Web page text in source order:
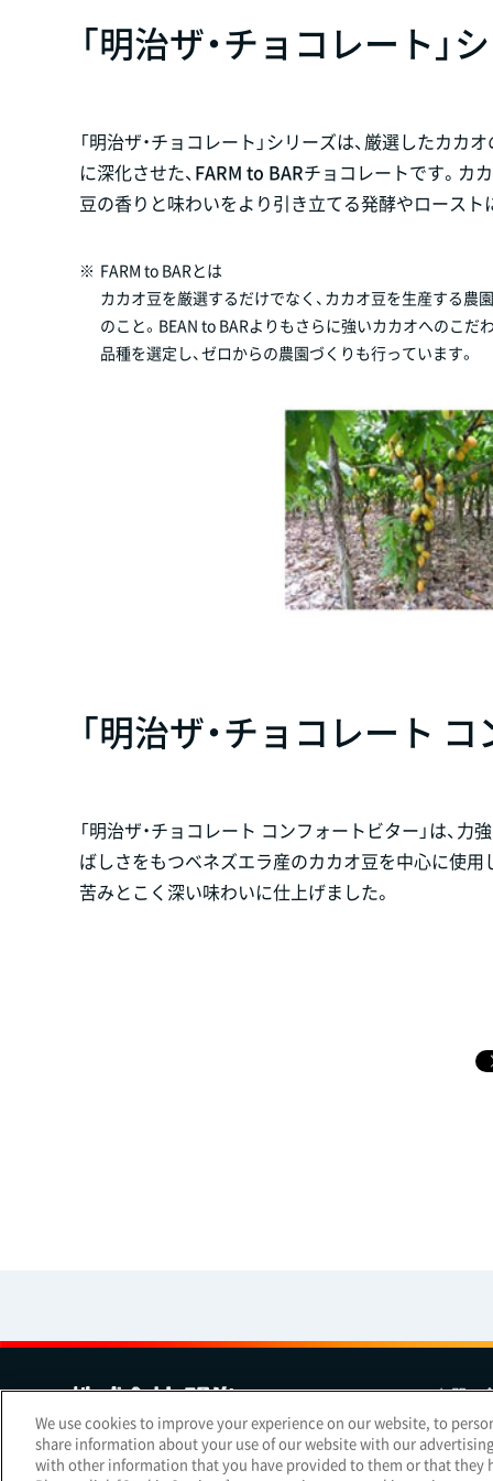
「明治ザ・チョコレート」
「明治ザ・チョコレート」シリーズは、厳選したカ
に深化させた、 FARM to BARチョコレートです。カ
豆の香りと味わいをより引き立てる発酵やロースト
※ FARM to BARとは
カカオ豆を厳選するだけでなく、カカオ豆を生産する
のこと。BEAN to BARよりもさらに強いカカオへのこ
品種を選定し、ゼロからの農園づくりも行っています。
「明治ザ・チョコレート
「明治ザ・チョコレート コンフォートビター」は、
ばしさをもつベネズエラ産のカカオ豆を中心に使用
苦みとこく深い味わいに仕上げました。
お問い
Copyright Meiji Co., Ltd. All Rights Reserved.
We use cookies to improve your experience on our website, to
share information about your use of our website with our
with other information that you have provided to them or that they